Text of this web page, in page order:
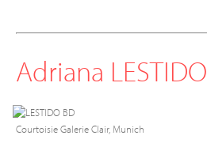
Adriana LESTIDO
Courtoisie Galerie Clair, Munich